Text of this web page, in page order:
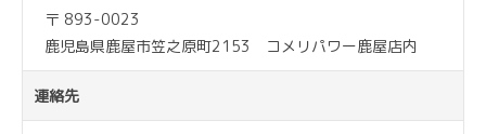
〒 893-0023
鹿児島県鹿屋市笠之原町2153 コメリパワー鹿屋店内
連絡先